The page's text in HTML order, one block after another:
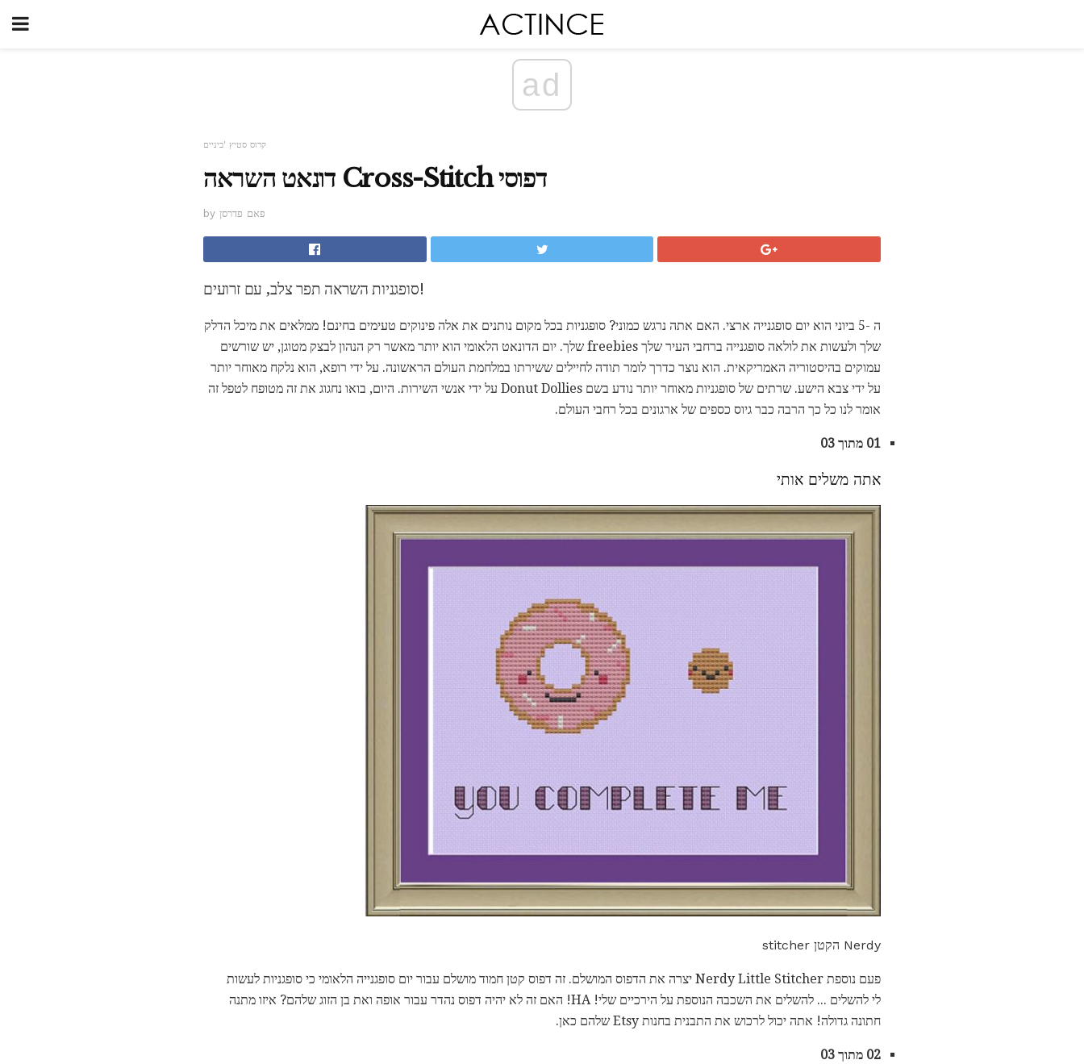
ad
קרוס סטיץ 'ביניים
דונאט השראה Cross-Stitch דפוסי
by פאם פדרסן
סופגניות השראה תפר צלב, עם זרועים!
ה -5 ביוני הוא יום סופגנייה ארצי. האם אתה נרגש כמוני? סופגניות בכל מקום נותנים את אלה פינוקים טעימים בחינם! ממלאים את מיכל הדלק
שלך ולעשות את לולאה סופגנייה ברחבי העיר שלך freebies שלך. יום הדונאט הלאומי הוא יותר מאשר רק הנהון לבצק מטוגן, יש שורשים
עמוקים בהיסטוריה האמריקאית. הוא נוצר כדרך לומר תודה לחיילים ששירתו במלחמת העולם הראשונה. על ידי רופא, הוא נלקח מאוחר יותר
על ידי צבא הישע. שרתים של סופגניות מאוחר יותר נודע בשם Donut Dollies על ידי אנשי השירות. היום, בואו נחגוג את זה מטופח לטפל זה
אומר לנו כל כך הרבה כבר גיוס כספים של ארגונים בכל רחבי העולם.
01 מתוך 03
אתה משלים אותי
Nerdy הקטן stitcher
פעם נוספת Nerdy Little Stitcher יצרה את הדפוס המושלם. זה דפוס קטן חמוד מושלם עבור יום סופגנייה הלאומי כי סופגניות לעשות
לי להשלים ... להשלים את השכבה הנוספת על הירכיים שלי! HA! האם זה לא יהיה דפוס נהדר עבור אופה ואת בן הזוג שלהם? איזו מתנה
חתונה גדולה! אתה יכול לרכוש את התבנית בחנות Etsy שלהם כאן.
02 מתוך 03